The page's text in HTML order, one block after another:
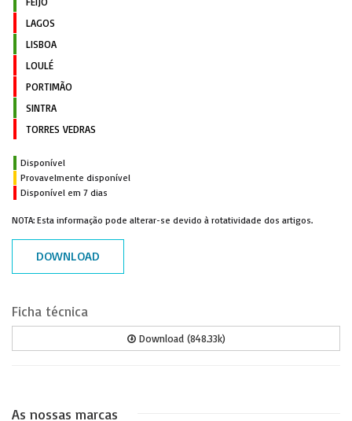
LAGOS
LISBOA
LOULÉ
PORTIMÃO
SINTRA
TORRES VEDRAS
Disponível
Provavelmente disponível
Disponível em 7 dias
NOTA: Esta informação pode alterar-se devido à rotatividade dos artigos.
DOWNLOAD
Ficha técnica
Download (848.33k)
As nossas marcas